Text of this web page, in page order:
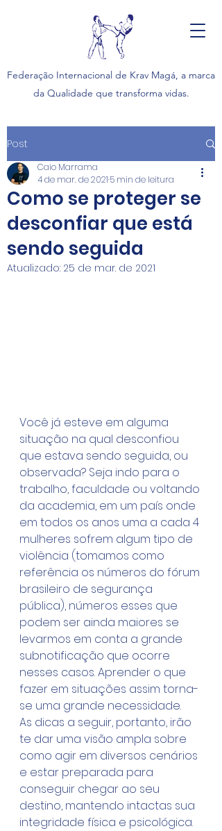
Federação Internacional de Krav Magá, a marca
da Qualidade que transforma vidas.
Post
Como se proteger se
desconfiar que está
sendo seguida
Caio Marrama
4 de mar. de 2021 5 min de leitura
Atualizado: 25 de mar. de 2021
Você já esteve em alguma
situação na qual desconfiou
que estava sendo seguida, ou
observada? Seja indo para o
trabalho, faculdade ou voltando
da academia, em um país onde
em todos os anos uma a cada 4
mulheres sofrem algum tipo de
violência (tomamos como
referência os números do fórum
brasileiro de segurança
pública), números esses que
podem ser ainda maiores se
levarmos em conta a grande
subnotificação que ocorre
nesses casos. Aprender o que
fazer em situações assim torna-
se uma grande necessidade.
As dicas a seguir, portanto, irão
te dar uma visão ampla sobre
como agir em diversos cenários
e estar preparada para
conseguir chegar ao seu
destino, mantendo intactas sua
integridade física e psicológica.